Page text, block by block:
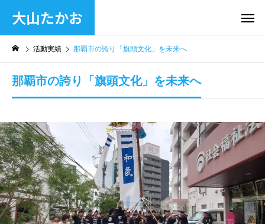
大山たかお
活動実績 那覇市の誇り「旗頭文化」を未来へ
那覇市の誇り「旗頭文化」を未来へ